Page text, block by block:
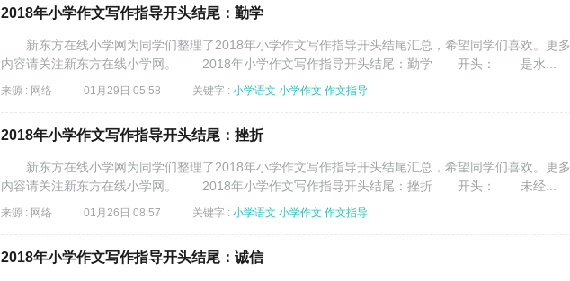
2018年小学作文写作指导开头结尾：勤学
新东方在线小学网为同学们整理了2018年小学作文写作指导开头结尾汇总，希望同学们喜欢。更多
内容请关注新东方在线小学网。 2018年小学作文写作指导开头结尾：勤学 开头： 是水...
来源 : 网络 01月29日 05:58 关键字 : 小学语文 小学作文 作文指导
2018年小学作文写作指导开头结尾：挫折
新东方在线小学网为同学们整理了2018年小学作文写作指导开头结尾汇总，希望同学们喜欢。更多
内容请关注新东方在线小学网。 2018年小学作文写作指导开头结尾：挫折 开头： 未经...
来源 : 网络 01月26日 08:57 关键字 : 小学语文 小学作文 作文指导
2018年小学作文写作指导开头结尾：诚信